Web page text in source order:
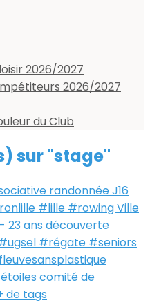
2026/2027
2026/2027
du Club
sur "stage"
randonnéeJ16
#lille #rowingVille
23 ans découverte
#régate #seniors
comité de
de tags